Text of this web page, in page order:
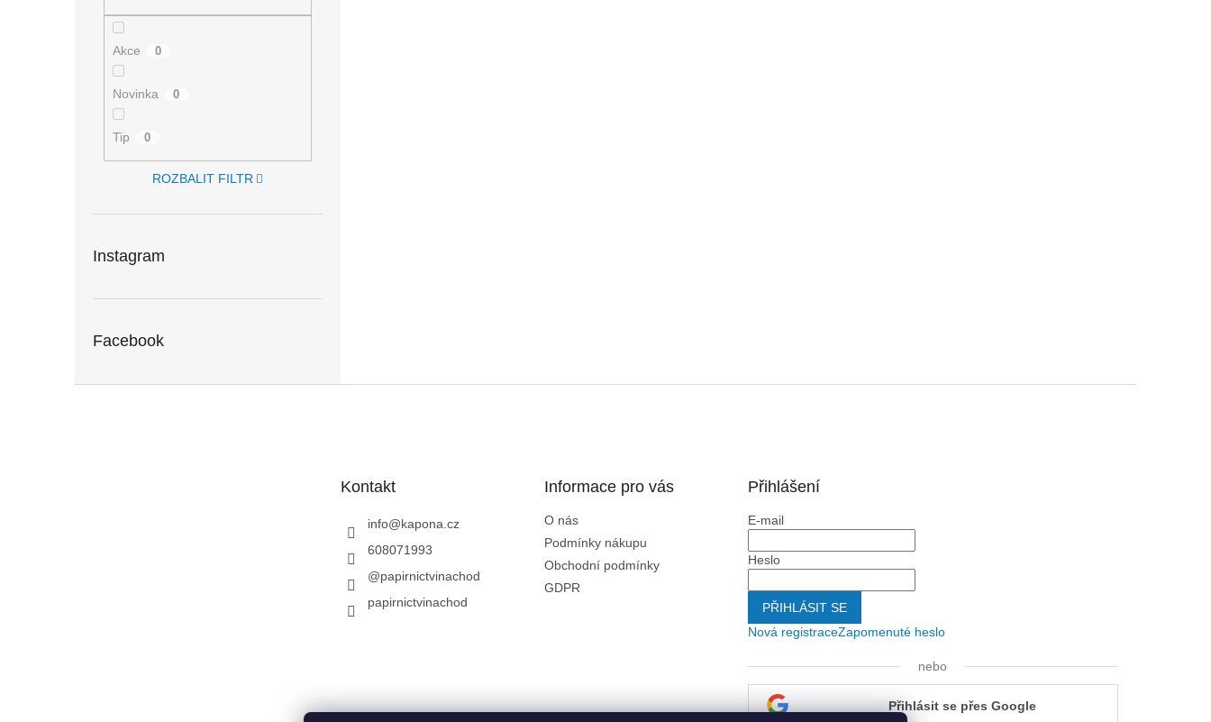
Akce 0
Novinka 0
Tip 0
ROZBALIT FILTR
Instagram
Facebook
Kontakt
info@kapona.cz
608071993
@papirnictvinachod
papirnictvinachod
Informace pro vás
O nás
Podmínky nákupu
Obchodní podmínky
GDPR
Přihlášení
E-mail
Heslo
PŘIHLÁSIT SE
Nová registraceZapomenuté heslo
nebo
Přihlásit se přes Google